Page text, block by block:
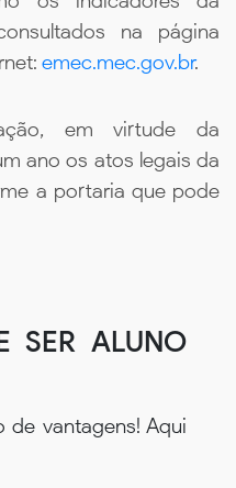
na página
emec.mec.gov.br.
em virtude da
ano os atos legais da
a portaria que pode
SER ALUNO
de vantagens! Aqui